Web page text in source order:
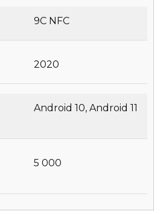
9C NFC
2020
Android 10, Android 11
5 000